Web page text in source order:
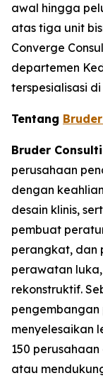
awal hingga
atas tiga unit
Converge
departemen
terspesialisasi
Tentang
Bruder
perusahaan
dengan
desain klinis,
pembuat
perangkat, dan
perawatan
rekonstruktif.
pengembangan
menyelesaikan
150
atau